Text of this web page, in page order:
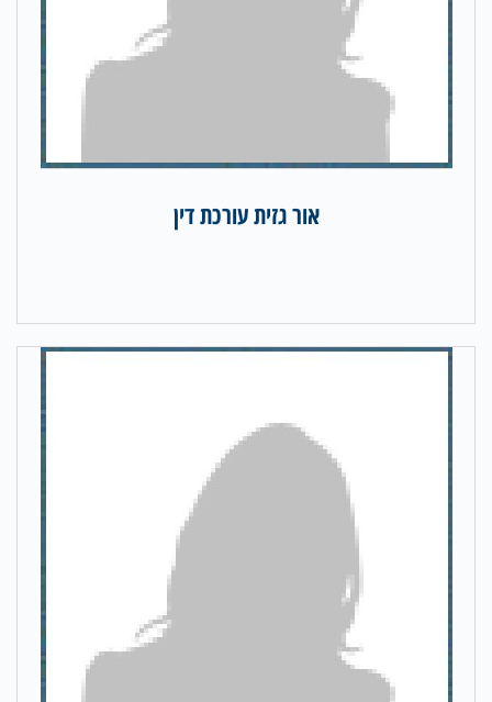
אור גזית עורכת דין